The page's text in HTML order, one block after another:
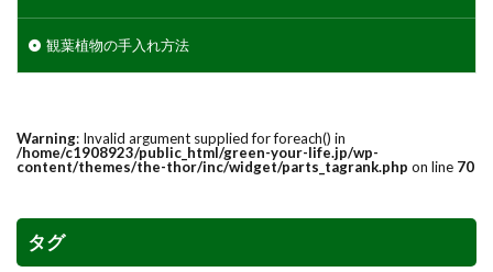
観葉植物の手入れ方法
Warning: Invalid argument supplied for foreach() in
/home/c1908923/public_html/green-your-life.jp/wp-
content/themes/the-thor/inc/widget/parts_tagrank.php on line 70
タグ